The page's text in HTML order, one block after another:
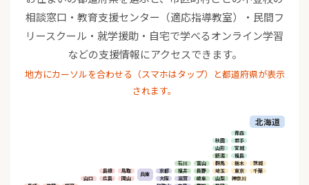
相談窓口・教育支援センター（適応指導教室）・民間フ
リースクール・就学援助・自宅で学べるオンライン学習
などの支援情報にアクセスできます。
地方にカーソルを合わせる（スマホはタップ）と都道府県が表示
されます。
北海道
青森
岩手
宮城
秋田
山形
福島
茨城
栃木
群馬
埼玉
千葉
東京
神奈川
新潟
富山
石川
福井
山梨
長野
岐阜
滋賀
京都
大阪
兵庫
鳥取
島根
岡山
広島
山口